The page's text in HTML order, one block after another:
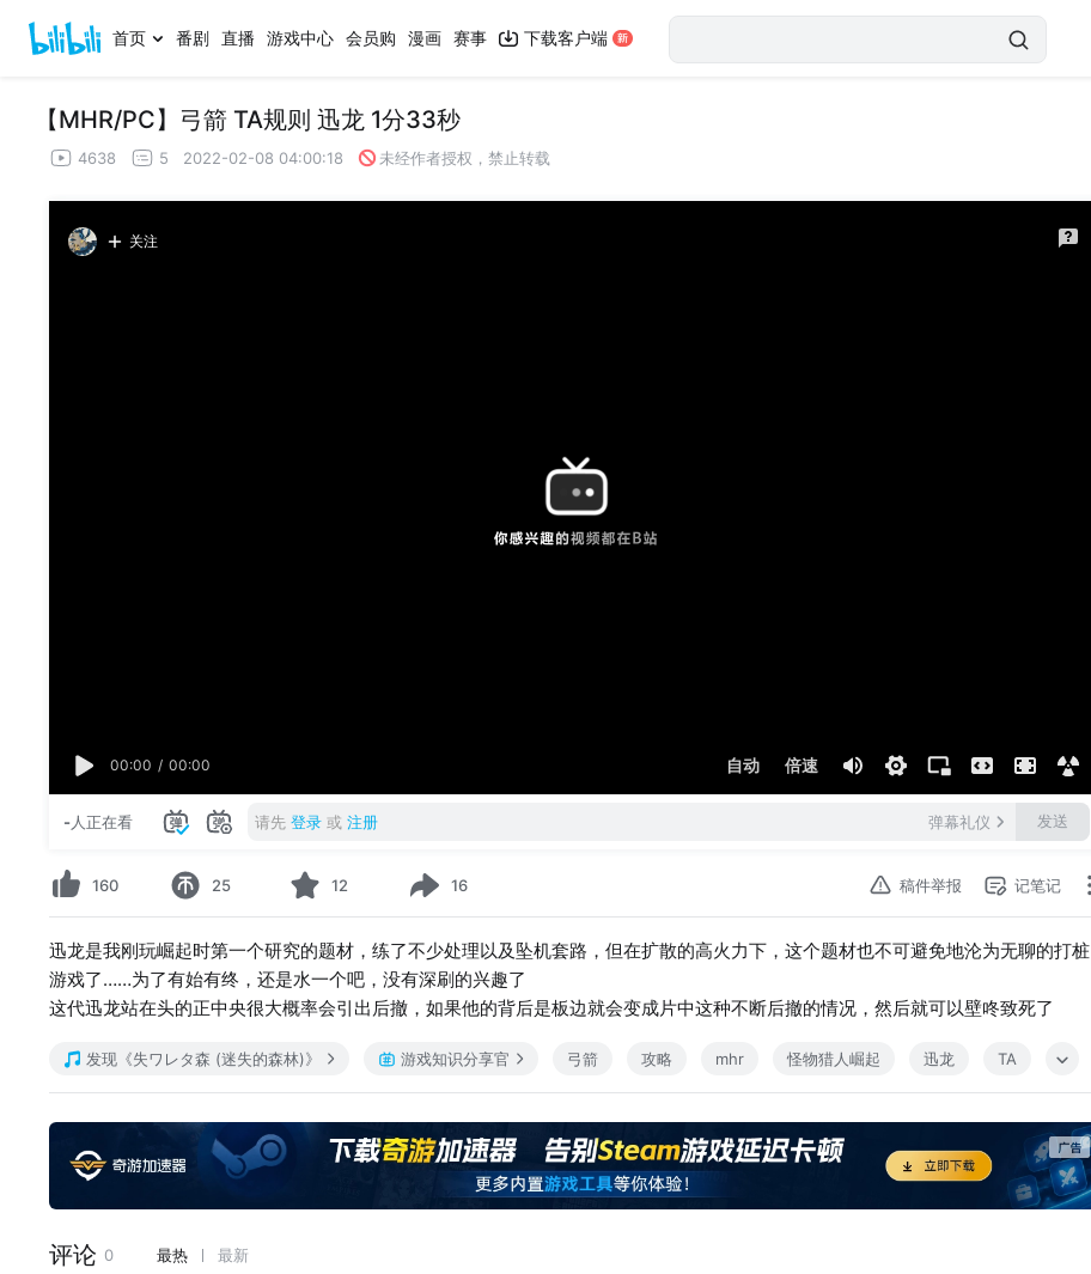
首页 番剧 直播 游戏中心 会员购 漫画 赛事 下载客户端
【MHR/PC】弓箭 TA规则 迅龙 1分33秒
4638 5 2022-02-08 04:00:18 未经作者授权，禁止转载
关注
00:00 / 00:00 自动 倍速
-人正在看 请先 登录 或 注册 弹幕礼仪 发送
160 25 12 16 稿件举报 记笔记
迅龙是我刚玩崛起时第一个研究的题材，练了不少处理以及坠机套路，但在扩散的高火力下，这个题材也不可避免地沦为无聊的打桩
游戏了……为了有始有终，还是水一个吧，没有深刷的兴趣了
这代迅龙站在头的正中央很大概率会引出后撤，如果他的背后是板边就会变成片中这种不断后撤的情况，然后就可以壁咚致死了
发现《失ワレタ森 (迷失的森林)》 游戏知识分享官 弓箭 攻略 mhr 怪物猎人崛起 迅龙 TA